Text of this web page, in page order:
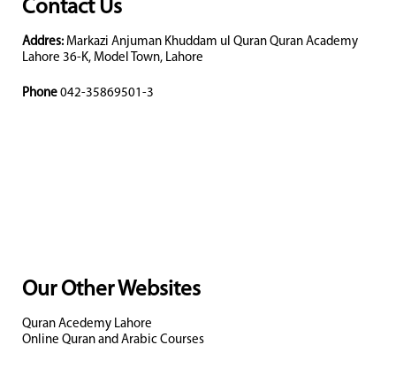
Contact Us
Addres: Markazi Anjuman Khuddam ul Quran Quran Academy
Lahore 36-K, Model Town, Lahore
Phone 042-35869501-3
Our Other Websites
Quran Acedemy Lahore
Online Quran and Arabic Courses